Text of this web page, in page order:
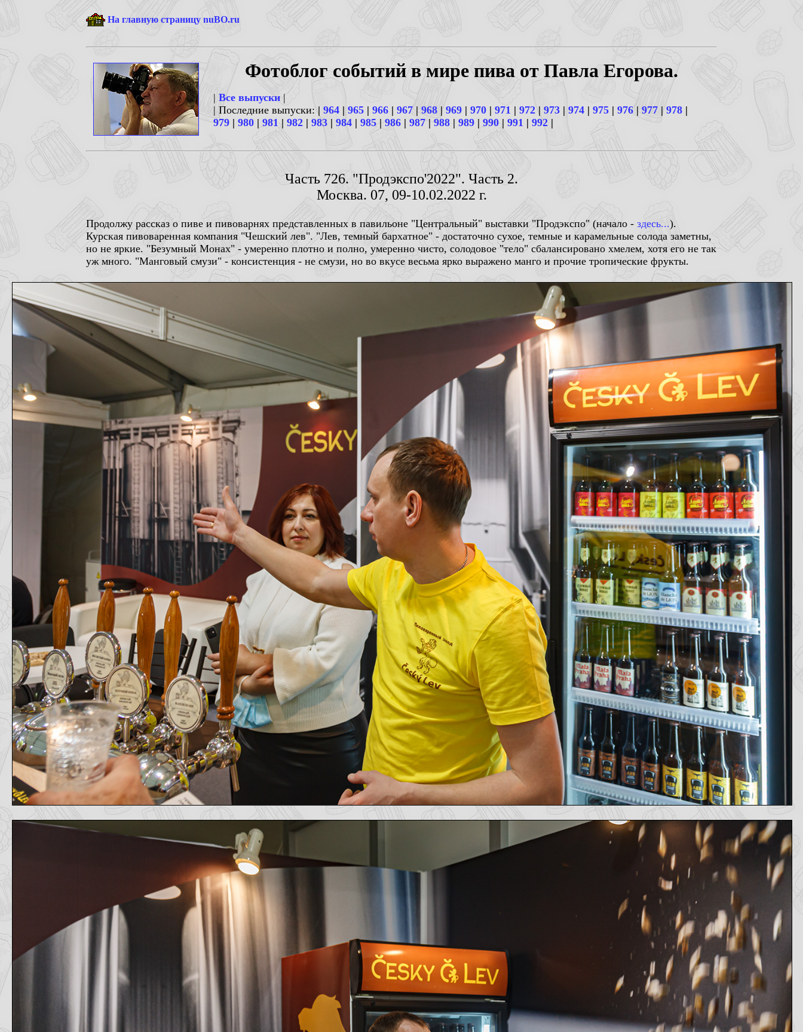
На главную страницу nuBO.ru
Фотоблог событий в мире пива от Павла Егорова.
| Все выпуски |
| Последние выпуски: | 964 | 965 | 966 | 967| 968 | 969 | 970 | 971 | 972 | 973 | 974 | 975 | 976| 977 | 978 |
979 | 980 | 981 | 982 | 983 | 984 | 985 | 986 | 987|988 | 989 | 990 | 991 | 992 |
Часть 726. "Продэкспо'2022". Часть 2.
Москва. 07, 09-10.02.2022 г.
Продолжу рассказ о пиве и пивоварнях представленных в павильоне "Центральный" выставки "Продэкспо" (начало - здесь...).
Курская пивоваренная компания "Чешский лев". "Лев, темный бархатное" - достаточно сухое, темные и карамельные солода заметны,
но не яркие. "Безумный Монах" - умеренно плотно и полно, умеренно чисто, солодовое "тело" сбалансировано хмелем, хотя его не так
уж много. "Манговый смузи" - консистенция - не смузи, но во вкусе весьма ярко выражено манго и прочие тропические фрукты.